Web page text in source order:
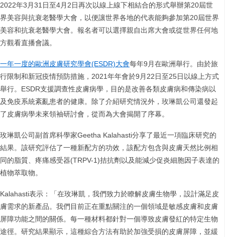
2022年3月31日至4月2日再次以線上線下相結合的形式舉辦第20屆世
界美容與抗衰老醫學大會，以便讓世界各地的代表能夠參加第20屆世界
美容和抗衰老醫學大會。報名者可以選擇親自出席大會或從世界任何地
方觀看直播會議。
一年一度的歐洲皮膚研究學會(ESDR)大會每年9月在歐洲舉行。由於旅
行限制和新冠疫情預防措施，2021年年會於9月22日至25日以線上方式
舉行。ESDR支援調查性皮膚病學，目的是改善各類皮膚病和傳染病以
及免疫系統紊亂患者的健康。除了介紹研究情況外，玫琳凱公司還發起
了皮膚病學未來領袖研討會，從而為大會揭開了序幕。
玫琳凱公司副首席科學家Geetha Kalahasti分享了最近一項臨床研究的
結果。該研究評估了一種新配方的功效，該配方包含與皮膚天然比例相
同的脂質、疼痛感受器(TRPV-1)拮抗劑以及能減少促炎細胞因子表達的
植物萃取物。
Kalahasti表示：「在玫琳凱，我們致力於瞭解皮膚生物學，設計滿足皮
膚需求的新產品。我們目前正在重點關注的一個領域是敏感皮膚和皮膚
屏障功能之間的關係。每一種材料都針對一個導致皮膚發紅的特定生物
途徑。研究結果顯示，這種綜合方法有助於加強受損的皮膚屏障，並緩